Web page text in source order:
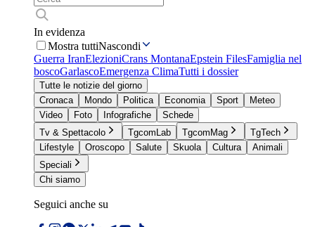
In evidenza
Mostra tuttiNascondi
Guerra IranElezioniCrans MontanaEpstein FilesFamiglia nel
boscoGarlascoEmergenza ClimaTutti i dossier
Tutte le notizie del giorno
Cronaca
Mondo Politica Economia Sport
Meteo
Video
Foto Infografiche
Schede
Tv & Spettacolo
TgcomLab TgcomMag
TgTech
Lifestyle
Oroscopo Salute Skuola Cultura
Animali
Speciali
Chi siamo
Seguici anche su